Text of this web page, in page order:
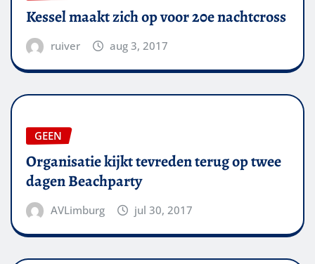
Kessel maakt zich op voor 20e nachtcross
ruiver aug 3, 2017
GEEN
Organisatie kijkt tevreden terug op twee
dagen Beachparty
AVLimburg jul 30, 2017